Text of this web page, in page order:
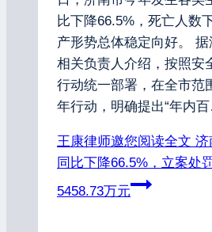
比下降66.5%，死亡人数
产形势总体稳定向好。
相关负责人介绍，按照安
行动统一部署，在全市范
年行动，明确提出“年内
王康律师邀您阅读全文 济
同比下降66.5%，立案处
5458.73万元